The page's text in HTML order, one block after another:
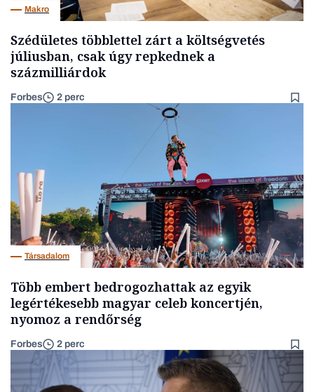
Makro
Szédületes többlettel zárt a költségvetés
júliusban, csak úgy repkednek a
százmilliárdok
Forbes 2 perc
Társadalom
Több embert bedrogozhattak az egyik
legértékesebb magyar celeb koncertjén,
nyomoz a rendőrség
Forbes 2 perc